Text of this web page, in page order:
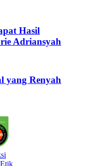
Hasil
Adriansyah
yang Renyah